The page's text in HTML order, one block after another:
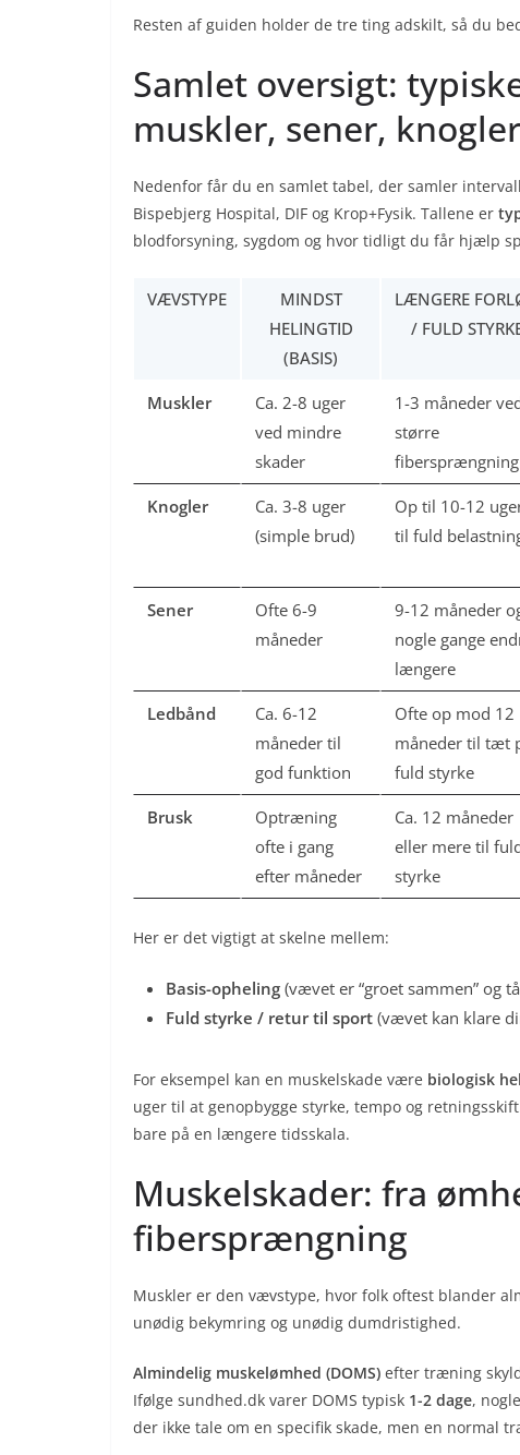
Resten af guiden holder de tre ting adskilt, så du
Samlet oversigt:
muskler, sener,
Nedenfor får du en samlet tabel, der samler
Bispebjerg Hospital, DIF og Krop+Fysik. Tallene er
blodforsyning, sygdom og hvor tidligt du får hjælp
VÆVSTYPE
MINDST
HELINGTID
(BASIS)
LÆNGERE
/ FULD
Muskler
Ca. 2-8 uger
ved mindre
skader
1-3 måneder
større
fibersprængning
Knogler
Ca. 3-8 uger
(simple brud)
Op til 10-12
til fuld
Sener
Ofte 6-9
måneder
9-12 måneder
nogle gange
længere
Ledbånd
Ca. 6-12
måneder til
god funktion
Ofte op mod 12
måneder til tæt
fuld styrke
Brusk
Optræning
ofte i gang
efter måneder
Ca. 12 måneder
eller mere til
styrke
Her er det vigtigt at skelne mellem:
Basis-opheling (vævet er “groet sammen” og
Fuld styrke / retur til sport (vævet kan klare
For eksempel kan en muskelskade være biologisk
uger til at genopbygge styrke, tempo og
bare på en længere tidsskala.
Muskelskader: fra
fibersprængning
Muskler er den vævstype, hvor folk oftest blander
unødig bekymring og unødig dumdristighed.
Almindelig muskelømhed (DOMS) efter træning
Ifølge sundhed.dk varer DOMS typisk 1-2 dage,
der ikke tale om en specifik skade, men en normal